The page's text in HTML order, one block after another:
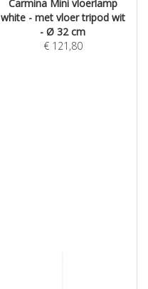
Carmina Mini vloerlamp
white - met vloer tripod wit
- Ø 32 cm
€ 121,80